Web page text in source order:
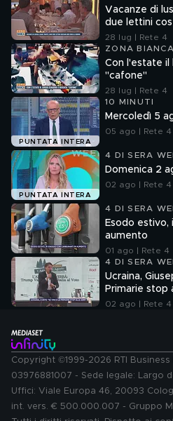
Vacanze di
due lettini
28 lug | Rete 4
ZONA BIANCA
Con l'estate il
"cafone"
28 lug | Rete 4
PUNTATA INTERA
10 MINUTI
Mercoledì 5
05 ago | Rete 4
PUNTATA INTERA
4 DI SERA
Domenica 2
02 ago | Rete 4
4 DI SERA
Esodo estivo,
aumento
01 ago | Rete 4
4 DI SERA
Ucraina,
Primarie stop
02 ago | Rete 4
Copyright ©1999-2026 RTI Business
03976881007 - Sede legale: Largo
Uffici: Viale Europa 46, 20093
int. vers. € 500.000.007 - Gruppo